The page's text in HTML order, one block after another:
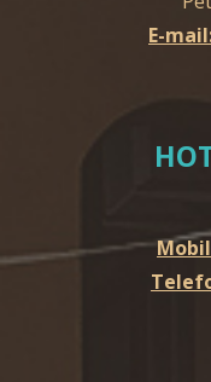
E-